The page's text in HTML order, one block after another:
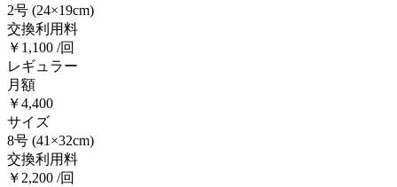
2号 (24×19cm)
交換利用料
￥1,100 /回
レギュラー
月額
￥4,400
サイズ
8号 (41×32cm)
交換利用料
￥2,200 /回